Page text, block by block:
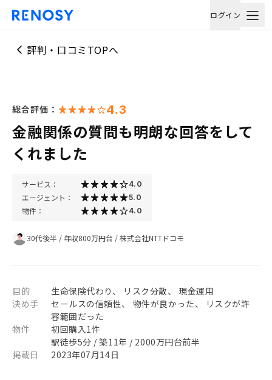
ログイン
評判・口コミTOPへ
総合評価： 4.3
金融関係の質問も明朗な回答をして
くれました
サービス： 4.0
エージェント： 5.0
物件： 4.0
30代後半 / 年収800万円台 /株式会社NTTドコモ
目的
生命保険代わり、 リスク分散、 現金運用
決め手
セールスの信頼性、 物件が良かった、 リスクが許
容範囲だった
物件
初回購入1件
駅徒歩5分 / 築11年 / 2000万円台前半
掲載日
2023年07月14日